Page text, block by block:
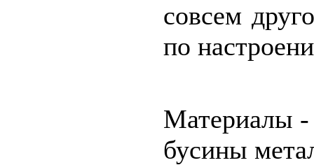
совсем
по
Материалы -
бусины